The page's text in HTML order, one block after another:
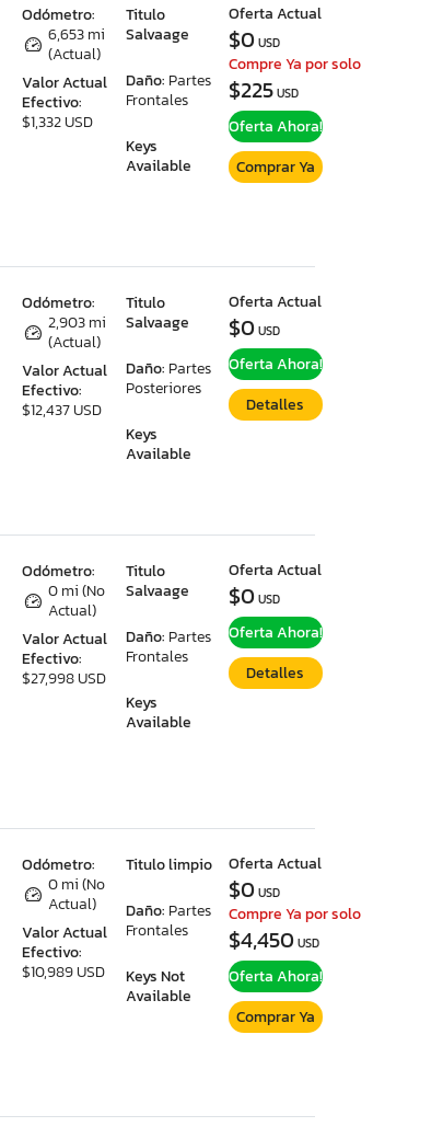
Odómetro:
6,653 mi
(Actual)
Valor Actual
Efectivo:
$1,332 USD
Titulo
Salvaage
Daño: Partes
Frontales
Keys
Available
Oferta Actual
$0USD
Compre Ya por solo
$225USD
Oferta Ahora!
Comprar Ya
Odómetro:
2,903 mi
(Actual)
Valor Actual
Efectivo:
$12,437 USD
Titulo
Salvaage
Daño: Partes
Posteriores
Keys
Available
Oferta Actual
$0USD
Oferta Ahora!
Detalles
Odómetro:
0 mi (No
Actual)
Valor Actual
Efectivo:
$27,998 USD
Titulo
Salvaage
Daño: Partes
Frontales
Keys
Available
Oferta Actual
$0USD
Oferta Ahora!
Detalles
Odómetro:
0 mi (No
Actual)
Valor Actual
Efectivo:
$10,989 USD
Titulo limpio
Daño: Partes
Frontales
Keys Not
Available
Oferta Actual
$0USD
Compre Ya por solo
$4,450USD
Oferta Ahora!
Comprar Ya